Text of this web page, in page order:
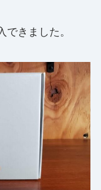
きました。